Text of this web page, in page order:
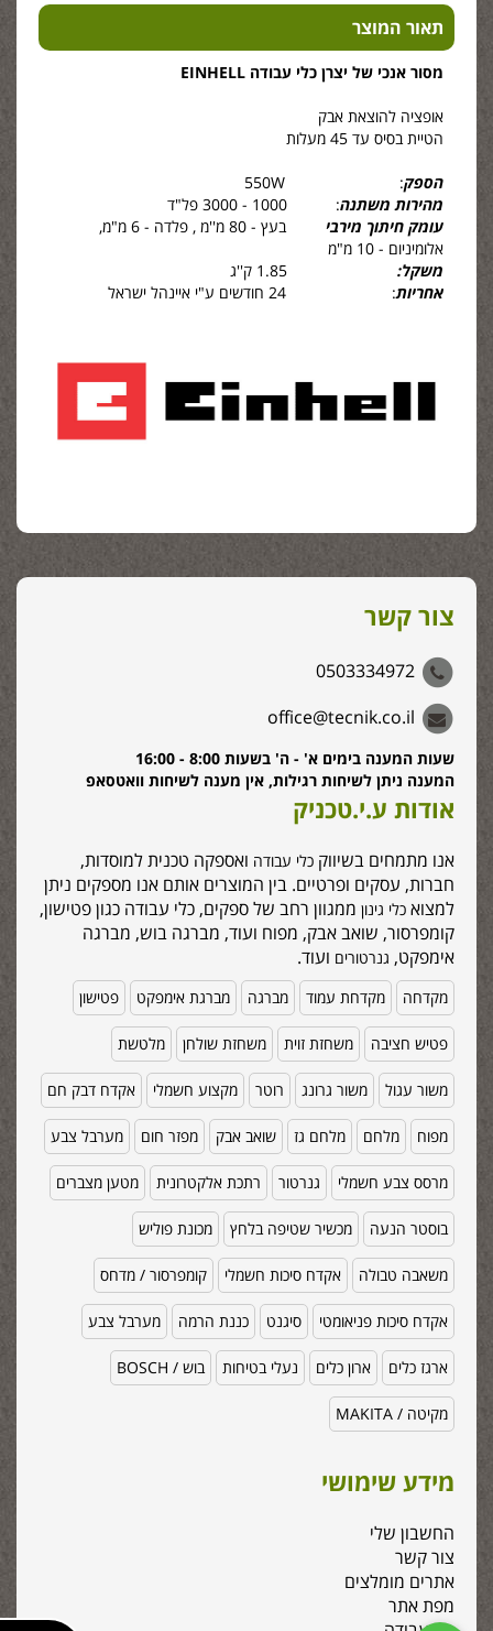
תאור המוצר
מסור אנכי של יצרן כלי עבודה EINHELL
אופציה להוצאת אבק
הטיית בסיס עד 45 מעלות
הספק: 550W
מהירות משתנה: 1000 - 3000 פל"ד
עומק חיתוך מירביבעץ - 80 מ''מ ,
פלדה - 6 מ"מ,
אלומיניום - 10 מ"מ
משקל:
אחריות: 24 חודשים ע"י איינהל ישראל
צור קשר
0503334972
office@tecnik.co.il
שעות המענה בימים א' - ה' בשעות 8:00 - 16:00
המענה ניתן לשיחות רגילות, אין מענה לשיחות וואטסאפ
אודות ע.י.טכניק
אנו מתמחים בשיווק כלי עבודה ואספקה טכנית למוסדות,
חברות, עסקים ופרטיים. בין המוצרים אותם אנו מספקים ניתן
למצוא כלי גינון ממגוון רחב של ספקים, כלי עבודה כגון פטישון,
קומפרסור, שואב אבק, מפוח ועוד, מברגה בוש, מברגה
אימפקט, גנרטורים ועוד.
מקדחה מקדחת עמוד מברגה מברגת אימפקט פטישון
פטיש חציבה משחזת זוית משחזת שולחן מלטשת
משור עגול משור גרונג רוטר מקצוע חשמלי אקדח דבק חם
מפוח מלחם מלחם גז שואב אבק מפזר חום מערבל צבע
מרסס צבע חשמלי גנרטור רתכת אלקטרונית מטען מצברים
בוסטר הנעה מכשיר שטיפה בלחץ מכונת פוליש
משאבה טבולה אקדח סיכות חשמלי קומפרסור / מדחס
אקדח סיכות פניאומטי סיגנט כננת הרמה מערבל צבע
ארגז כלים ארון כלים נעלי בטיחות בוש / BOSCH
מקיטה / MAKITA
מידע שימושי
החשבון שלי
צור קשר
אתרים מומלצים
מפת אתר